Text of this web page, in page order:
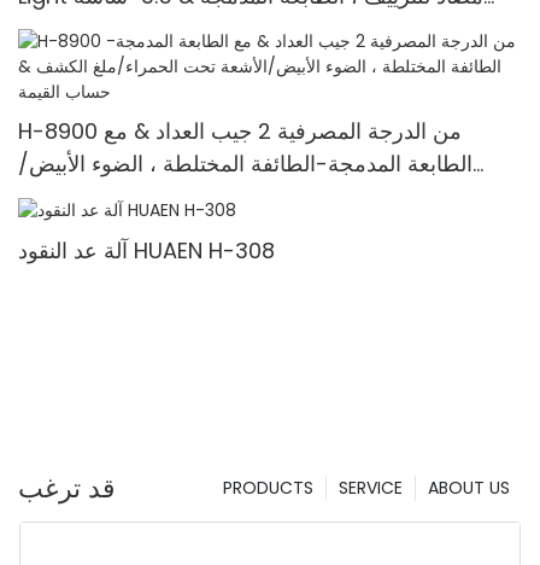
TFT
H-8900 من الدرجة المصرفية 2 جيب العداد & مع
الطابعة المدمجة-الطائفة المختلطة ، الضوء الأبيض/
الأشعة تحت الحمراء/ملغ الكشف & حساب القيمة
آلة عد النقود HUAEN H-308
قد ترغب ABOUT US
SERVICE
PRODUCTS